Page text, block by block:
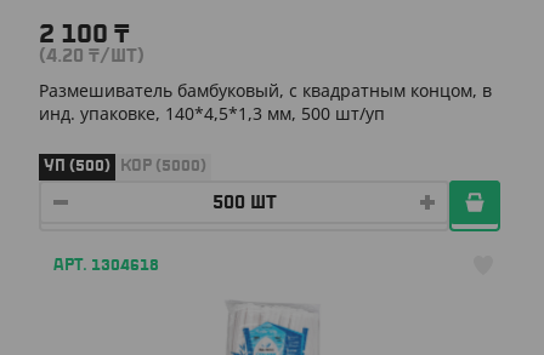
2 100 ₸
(4.20 ₸/ШТ)
Размешиватель бамбуковый, с квадратным концом, в
инд. упаковке, 140*4,5*1,3 мм, 500 шт/уп
УП (500) КОР (5000)
АРТ. 1304618